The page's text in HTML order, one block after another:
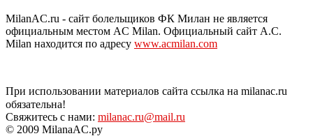
MilanAC.ru - сайт болельщиков ФК Милан не является
официальным местом AC Milan. Официальный сайт A.C.
Milan находится по адресу www.acmilan.com
При использовании материалов сайта ссылка на milanac.ru
обязательна!
Свяжитесь с нами: milanac.ru@mail.ru
© 2009 MilanaAC.ру